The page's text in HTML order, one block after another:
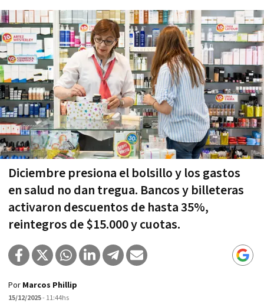
Diciembre presiona el bolsillo y los gastos
en salud no dan tregua. Bancos y billeteras
activaron descuentos de hasta 35%,
reintegros de $15.000 y cuotas.
Por Marcos Phillip
15/12/2025- 11:44hs